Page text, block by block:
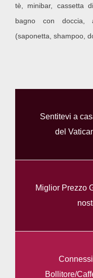
tè, minibar, cassetta
bagno con doccia,
(saponetta, shampoo,
Sentitevi a
del
Miglior Prezzo
Bollitore/